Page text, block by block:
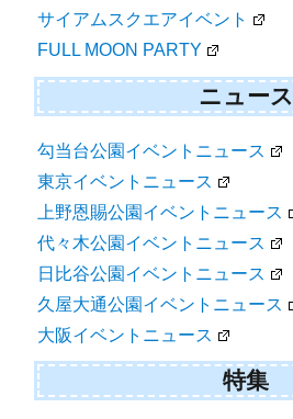
サイアムスクエアイベント
FULL MOON PARTY
ニュース
勾当台公園イベントニュース
東京イベントニュース
上野恩賜公園イベントニュース
代々木公園イベントニュース
日比谷公園イベントニュース
久屋大通公園イベントニュース
大阪イベントニュース
特集